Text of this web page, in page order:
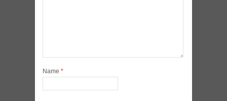
Name *